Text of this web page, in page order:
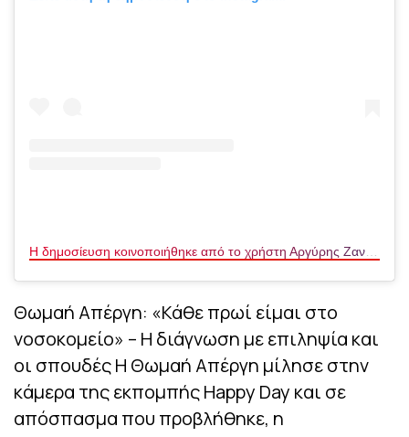
Θωμαή Απέργη: «Κάθε πρωί είμαι στο
νοσοκομείο» – Η διάγνωση με επιληψία και
οι σπουδές Η Θωμαή Απέργη μίλησε στην
κάμερα της εκπομπής Happy Day και σε
απόσπασμα που προβλήθηκε, η